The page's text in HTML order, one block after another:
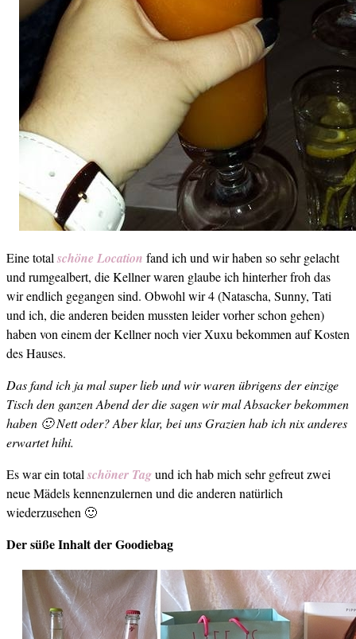
Eine total schöne Location fand ich und wir haben so sehr gelacht
und rumgealbert, die Kellner waren glaube ich hinterher froh das
wir endlich gegangen sind. Obwohl wir 4 (Natascha, Sunny, Tati
und ich, die anderen beiden mussten leider vorher schon gehen)
haben von einem der Kellner noch vier Xuxu bekommen auf Kosten
des Hauses.
Das fand ich ja mal super lieb und wir waren übrigens der einzige
Tisch den ganzen Abend der die sagen wir mal Absacker bekommen
haben 🙂 Nett oder? Aber klar, bei uns Grazien hab ich nix anderes
erwartet hihi.
Es war ein total schöner Tagund ich hab mich sehr gefreut zwei
neue Mädels kennenzulernen und die anderen natürlich
wiederzusehen 🙂
Der süße Inhalt der Goodiebag